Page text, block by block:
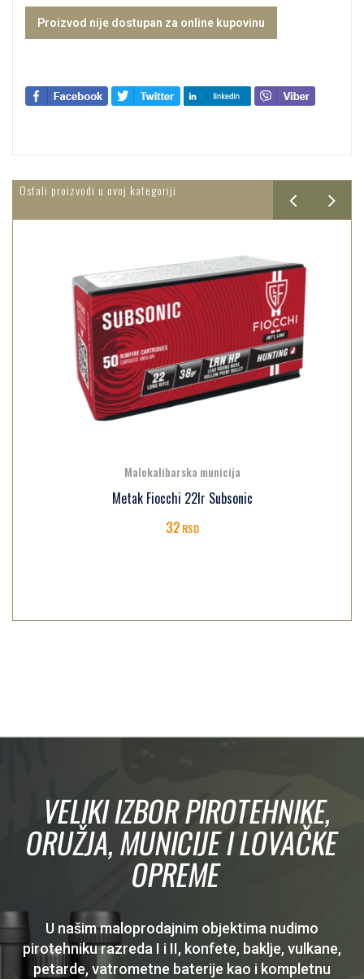
Proizvod nije dostupan za online kupovinu
Ostali proizvodi u ovoj kategoriji
Malokalibarska municija
Metak Fiocchi 22lr Subsonic
32RSD
VELIKI IZBOR PIROTEHNIKE,
ORUŽJA, MUNICIJE I LOVAČKE
OPREME
U našim maloprodajnim objektima nudimo
pirotehniku razreda I i II, konfete, baklje, vulkane,
petarde, vatrometne baterije kao i kompletnu